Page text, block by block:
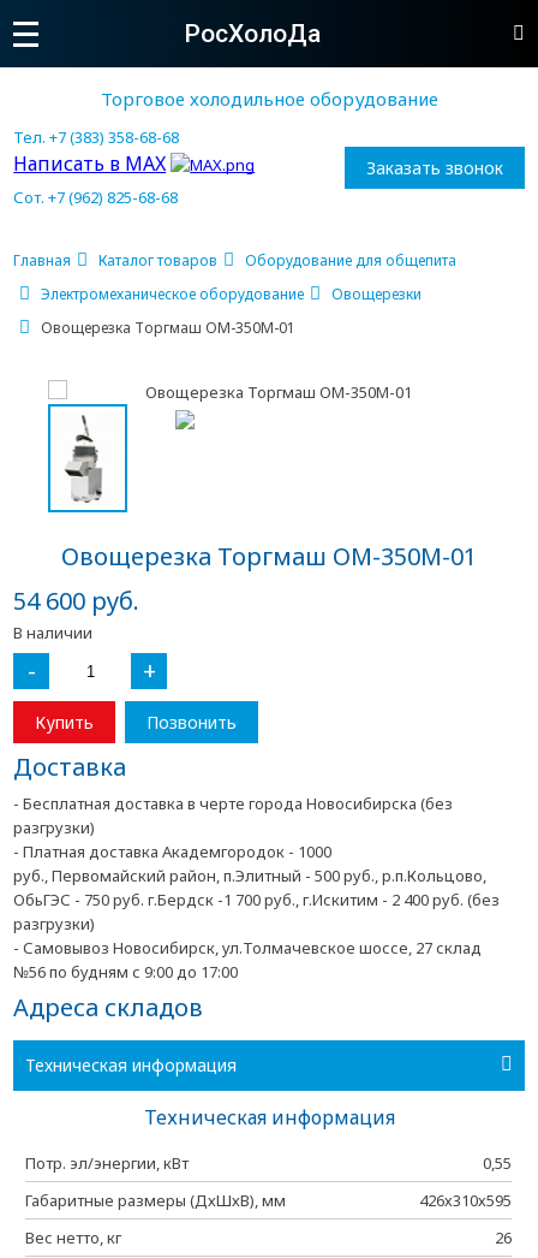
РосХолоДа
Торговое холодильное оборудование
Тел. +7 (383) 358-68-68
Написать в MAX
Сот. +7 (962) 825-68-68
Заказать звонок
Главная Каталог товаров
Оборудование для общепита
Электромеханическое оборудование
Овощерезки
Овощерезка Торгмаш ОМ-350М-01
Овощерезка Торгмаш ОМ-350М-01
54 600 руб.
В наличии
- +
Купить Позвонить
Доставка
- Бесплатная доставка в черте города Новосибирска (без
разгрузки)
- Платная доставка Академгородок - 1000
руб., Первомайский район, п.Элитный - 500 руб., р.п.Кольцово,
ОбьГЭС - 750 руб. г.Бердск -1 700 руб., г.Искитим - 2 400 руб. (без
разгрузки)
- Самовывоз Новосибирск, ул.Толмачевское шоссе, 27 склад
№56 по будням с 9:00 до 17:00
Адреса складов
Техническая информация
Техническая информация
Потр. эл/энергии, кВт
0,55
Габаритные размеры (ДхШхВ), мм
426х310х595
Вес нетто, кг
26